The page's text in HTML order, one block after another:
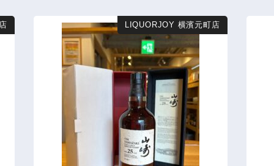
LIQUORJOY 横濱元町店